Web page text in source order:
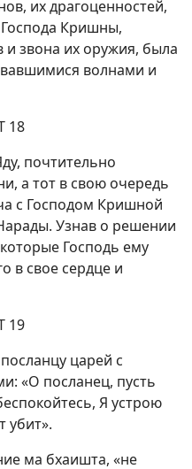
их драгоценностей,
Кришны,
и звона их оружия, была
волнами и
18
почтительно
а тот в свою очередь
с Господом Кришной
Узнав о решении
Господь ему
в свое сердце и
19
царей с
«О посланец, пусть
Я устрою
убит».
ма бхаишта, «не